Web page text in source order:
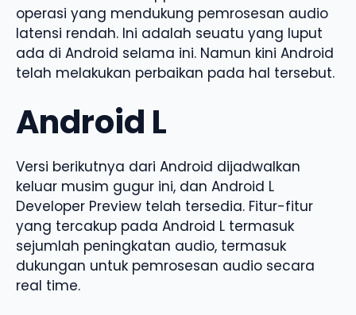
operasi yang mendukung pemrosesan audio
latensi rendah. Ini adalah seuatu yang luput
ada di Android selama ini. Namun kini Android
telah melakukan perbaikan pada hal tersebut.
Android L
Versi berikutnya dari Android dijadwalkan
keluar musim gugur ini, dan Android L
Developer Preview telah tersedia. Fitur-fitur
yang tercakup pada Android L termasuk
sejumlah peningkatan audio, termasuk
dukungan untuk pemrosesan audio secara
real time.